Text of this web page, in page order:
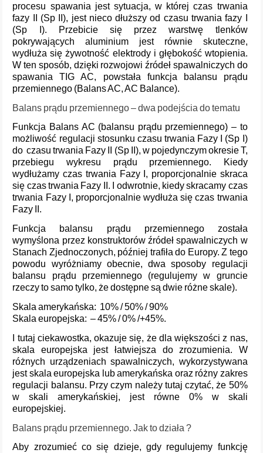
procesu spawania jest sytuacja, w której czas trwania
fazy II (Sp II), jest nieco dłuższy od czasu trwania fazy I
(Sp I). Przebicie się przez warstwę tlenków
pokrywających aluminium jest równie skuteczne,
wydłuża się żywotność elektrody i głębokość wtopienia.
W ten sposób, dzięki rozwojowi źródeł spawalniczych do
spawania TIG AC, powstała funkcja balansu prądu
przemiennego (Balans AC, AC Balance).
Balans prądu przemiennego – dwa podejścia do tematu
Funkcja Balans AC (balansu prądu przemiennego) – to
możliwość regulacji stosunku czasu trwania Fazy I (Sp I)
do czasu trwania Fazy II (Sp II), w pojedynczym okresie T,
przebiegu wykresu prądu przemiennego. Kiedy
wydłużamy czas trwania Fazy I, proporcjonalnie skraca
się czas trwania Fazy II. I odwrotnie, kiedy skracamy czas
trwania Fazy I, proporcjonalnie wydłuża się czas trwania
Fazy II.
Funkcja balansu prądu przemiennego została
wymyślona przez konstruktorów źródeł spawalniczych w
Stanach Zjednoczonych, później trafiła do Europy. Z tego
powodu wyróżniamy obecnie, dwa sposoby regulacji
balansu prądu przemiennego (regulujemy w gruncie
rzeczy to samo tylko, że dostępne są dwie różne skale).
Skala amerykańska: 10% / 50% / 90%
Skala europejska: – 45% / 0% /+45%.
I tutaj ciekawostka, okazuje się, że dla większości z nas,
skala europejska jest łatwiejsza do zrozumienia. W
różnych urządzeniach spawalniczych, wykorzystywana
jest skala europejska lub amerykańska oraz różny zakres
regulacji balansu. Przy czym należy tutaj czytać, że 50%
w skali amerykańskiej, jest równe 0% w skali
europejskiej.
Balans prądu przemiennego. Jak to działa ?
Aby zrozumieć co się dzieje, gdy regulujemy funkcję